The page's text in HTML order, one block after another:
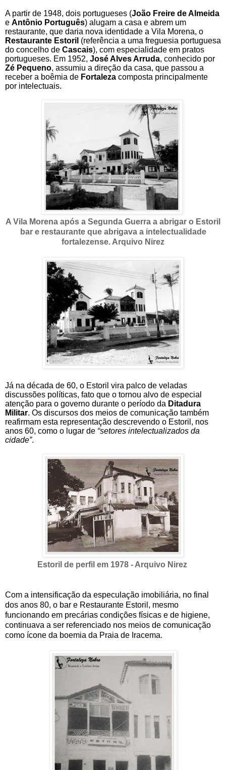
A partir de 1948, dois portugueses (João Freire de Almeida
e Antônio Português) alugam a casa e abrem um
restaurante, que daria nova identidade a Vila Morena, o
Restaurante Estoril (referência a uma freguesia portuguesa
do concelho de Cascais), com especialidade em pratos
portugueses. Em 1952, José Alves Arruda, conhecido por
Zé Pequeno, assumiu a direção da casa, que passou a
receber a boêmia de Fortaleza composta principalmente
por intelectuais.
A Vila Morena após a Segunda Guerra a abrigar o Estoril
bar e restaurante que abrigava a intelectualidade
fortalezense. Arquivo Nirez
Já na década de 60, o Estoril vira palco de veladas
discussões políticas, fato que o tornou alvo de especial
atenção para o governo durante o período da Ditadura
Militar. Os discursos dos meios de comunicação também
reafirmam esta representação descrevendo o Estoril, nos
anos 60, como o lugar de “setores intelectualizados da
cidade”.
Estoril de perfil em 1978 - Arquivo Nirez
Com a intensificação da especulação imobiliária, no final
dos anos 80, o bar e Restaurante Estoril, mesmo
funcionando em precárias condições físicas e de higiene,
continuava a ser referenciado nos meios de comunicação
como ícone da boemia da Praia de Iracema.